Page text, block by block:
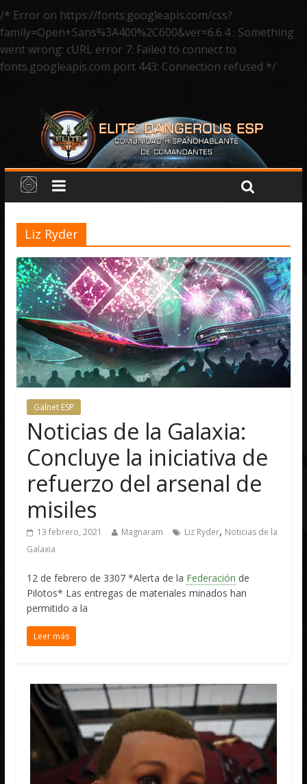
/* Error on https://fonts.googleapis.com/css?
family=Open+Sans%3A400%2C600&ver=6.6.4 : Something
went wrong: cURL error 7: Failed to connect to
fonts.googleapis.com port 443: Connection refused */
Liz Ryder
Galnet ESP
Noticias de la Galaxia:
Concluye la iniciativa de
refuerzo del arsenal de
misiles
13 febrero, 2021 Magnaram Liz Ryder, Noticias de la
Galaxia
12 de febrero de 3307 *Alerta de la Federación de
Pilotos* Las entregas de materiales minados han
permitido a la
Leer más